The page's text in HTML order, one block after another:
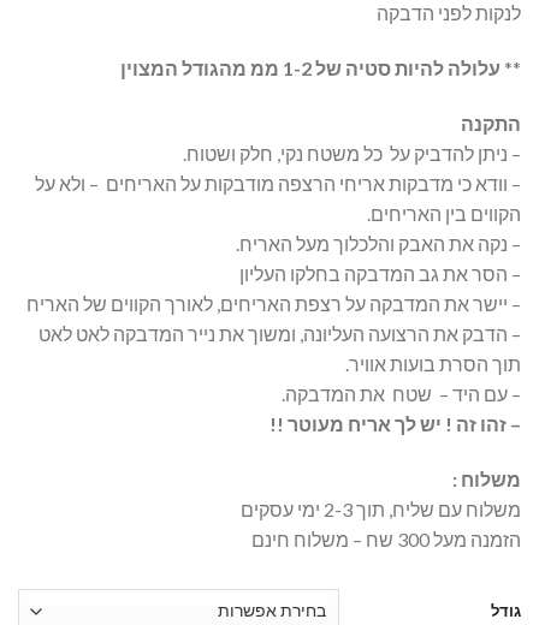
לנקות לפני הדבקה
** עלולה להיות סטיה של 1-2 ממ מהגודל המצוין
התקנה
– ניתן להדביק על כל משטח נקי, חלק ושטוח.
– וודא כי מדבקות אריחי הרצפה מודבקות על האריחים – ולא על
הקווים בין האריחים.
– נקה את האבק והלכלוך מעל האריח.
– הסר את גב המדבקה בחלקו העליון
– יישר את המדבקה על רצפת האריחים, לאורך הקווים של האריח
– הדבק את הרצועה העליונה, ומשוך את נייר המדבקה לאט לאט
תוך הסרת בועות אוויר.
– עם היד – שטח את המדבקה.
– זהו זה ! יש לך אריח מעוטר !!
משלוח :
משלוח עם שליח, תוך 2-3 ימי עסקים
הזמנה מעל 300 שח – משלוח חינם
גודל